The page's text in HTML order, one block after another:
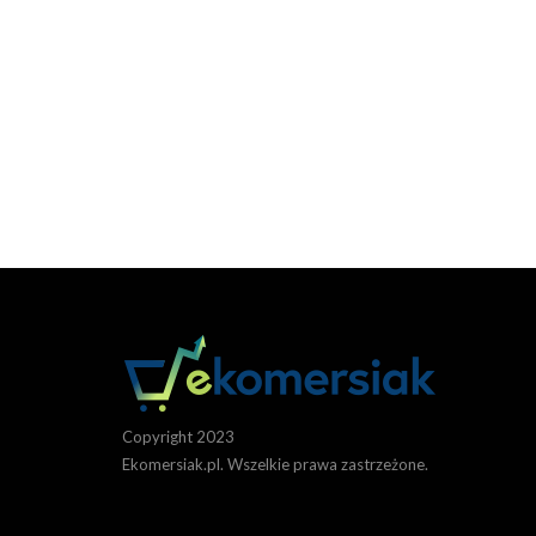
Copyright 2023
Ekomersiak.pl. Wszelkie prawa zastrzeżone.